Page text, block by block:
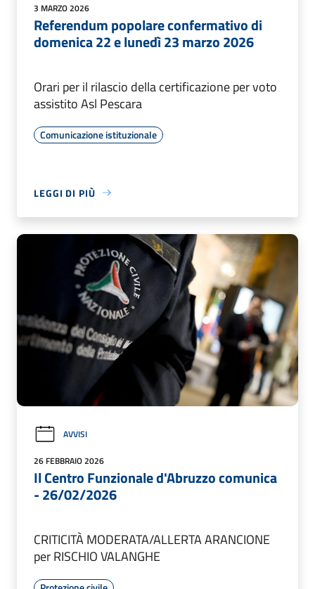
3 MARZO 2026
Referendum popolare confermativo di
domenica 22 e lunedì 23 marzo 2026
Orari per il rilascio della certificazione per voto
assistito Asl Pescara
Comunicazione istituzionale
LEGGI DI PIÙ
AVVISI
26 FEBBRAIO 2026
Il Centro Funzionale d'Abruzzo comunica
- 26/02/2026
CRITICITÀ MODERATA/ALLERTA ARANCIONE
per RISCHIO VALANGHE